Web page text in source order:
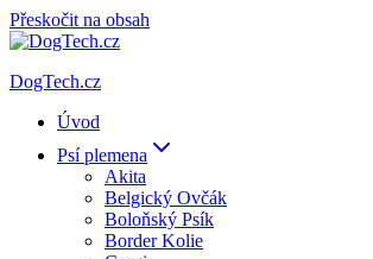
Přeskočit na obsah
DogTech.cz
Úvod
Psí plemena
Akita
Belgický Ovčák
Boloňský Psík
Border Kolie